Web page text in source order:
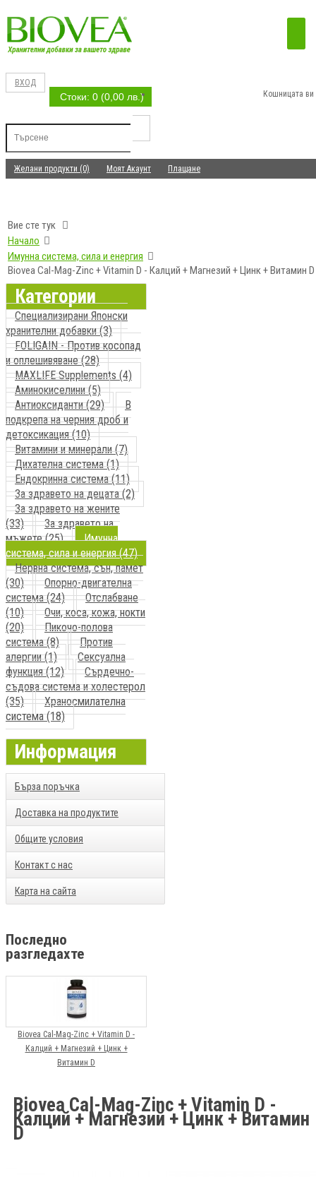
ВХОД
Стоки: 0 (0,00 лв.) Кошницата ви
Желани продукти (0) Моят Акаунт Плащане
Вие сте тук
Начало
Имунна система, сила и енергия
Biovea Cal-Mag-Zinc + Vitamin D - Калций + Магнезий + Цинк + Витамин D
Категории
Специализирани Японски
хранителни добавки (3)
FOLIGAIN - Против косопад
и оплешивяване (28)
MAXLIFE Supplements (4)
Аминокиселини (5)
Антиоксиданти (29)
В
подкрепа на черния дроб и
детоксикация (10)
Витамини и минерали (7)
Дихателна система (1)
Ендокринна система (11)
За здравето на децата (2)
За здравето на жените
(33)
За здравето на
мъжете (25)
Имунна
система, сила и енергия (47)
Нервна система, сън, памет
(30)
Опорно-двигателна
система (24)
Отслабване
(10)
Очи, коса, кожа, нокти
(20)
Пикочо-полова
система (8)
Против
алергии (1)
Сексуална
функция (12)
Сърдечно-
съдова система и холестерол
(35)
Храносмилателна
система (18)
Информация
Бърза поръчка
Доставка на продуктите
Общите условия
Контакт с нас
Карта на сайта
Последно
разгледахте
Biovea Cal-Mag-Zinc + Vitamin D -
Калций + Магнезий + Цинк +
Витамин D
Biovea Cal-Mag-Zinc + Vitamin D -
Калций + Магнезий + Цинк + Витамин
D